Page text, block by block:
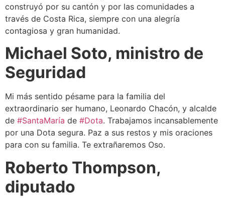
construyó por su cantón y por las comunidades a
través de Costa Rica, siempre con una alegría
contagiosa y gran humanidad.
Michael Soto, ministro de
Seguridad
Mi más sentido pésame para la familia del
extraordinario ser humano, Leonardo Chacón, y alcalde
de #SantaMaría de #Dota. Trabajamos incansablemente
por una Dota segura. Paz a sus restos y mis oraciones
para con su familia. Te extrañaremos Oso.
Roberto Thompson,
diputado